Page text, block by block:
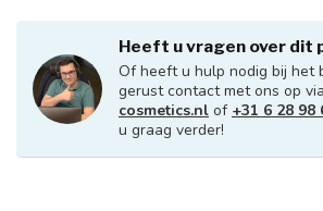
Heeft u vragen over dit
Of heeft u hulp nodig bij het
gerust contact met ons op via
cosmetics.nl of +31 6 28 98
u graag verder!